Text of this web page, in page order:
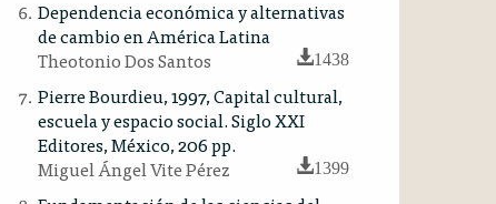
Dependencia económica y alternativas
de cambio en América Latina
Theotonio Dos Santos
1438
Pierre Bourdieu, 1997, Capital cultural,
escuela y espacio social. Siglo XXI
Editores, México, 206 pp.
Miguel Ángel Vite Pérez
1399